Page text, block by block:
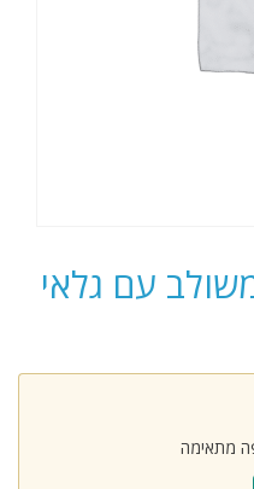
עם גלאי
מתאימה